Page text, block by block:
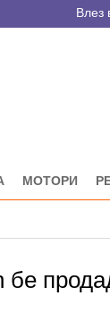
Влез
МОТОРИ
бе